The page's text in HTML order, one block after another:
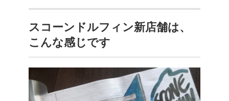
スコーンドルフィン新店舗は、
こんな感じです